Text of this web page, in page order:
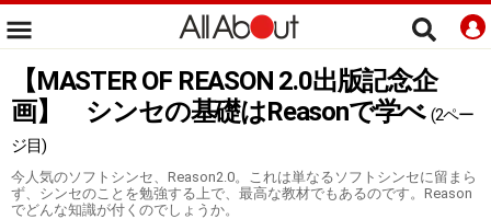
【MASTER OF REASON 2.0出版記念企
画】 シンセの基礎はReasonで学べ (2ペー
ジ目)
今人気のソフトシンセ、Reason2.0。これは単なるソフトシンセに留まら
ず、シンセのことを勉強する上で、最高な教材でもあるのです。Reason
でどんな知識が付くのでしょうか。